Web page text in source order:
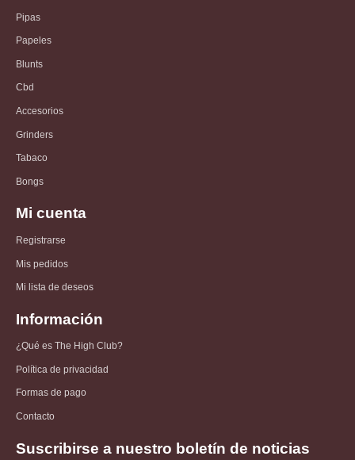
Pipas
Papeles
Blunts
Cbd
Accesorios
Grinders
Tabaco
Bongs
Mi cuenta
Registrarse
Mis pedidos
Mi lista de deseos
Información
¿Qué es The High Club?
Política de privacidad
Formas de pago
Contacto
Suscribirse a nuestro boletín de noticias